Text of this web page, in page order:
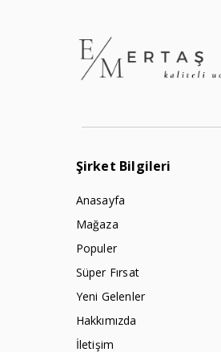
Şirket Bilgileri
Anasayfa
Mağaza
Populer
Süper Fırsat
Yeni Gelenler
Hakkımızda
İletişim